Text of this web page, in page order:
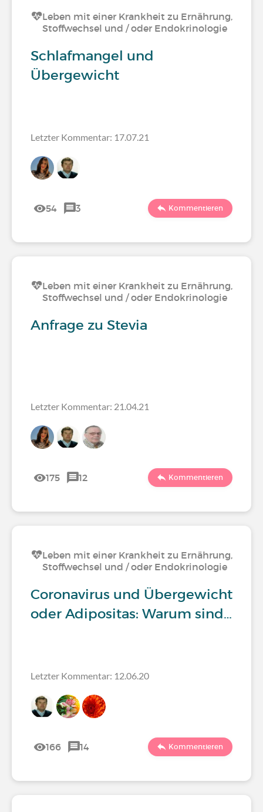
Leben mit einer Krankheit zu Ernährung,
Stoffwechsel und / oder Endokrinologie
Schlafmangel und
Übergewicht
Letzter Kommentar: 17.07.21
54 3 Kommentieren
Leben mit einer Krankheit zu Ernährung,
Stoffwechsel und / oder Endokrinologie
Anfrage zu Stevia
Letzter Kommentar: 21.04.21
175 12 Kommentieren
Leben mit einer Krankheit zu Ernährung,
Stoffwechsel und / oder Endokrinologie
Coronavirus und Übergewicht
oder Adipositas: Warum sind…
Letzter Kommentar: 12.06.20
166 14 Kommentieren